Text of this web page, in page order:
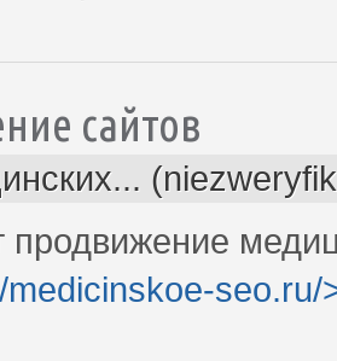
сайтов
продвижение
medicinskoe-seo.ru/